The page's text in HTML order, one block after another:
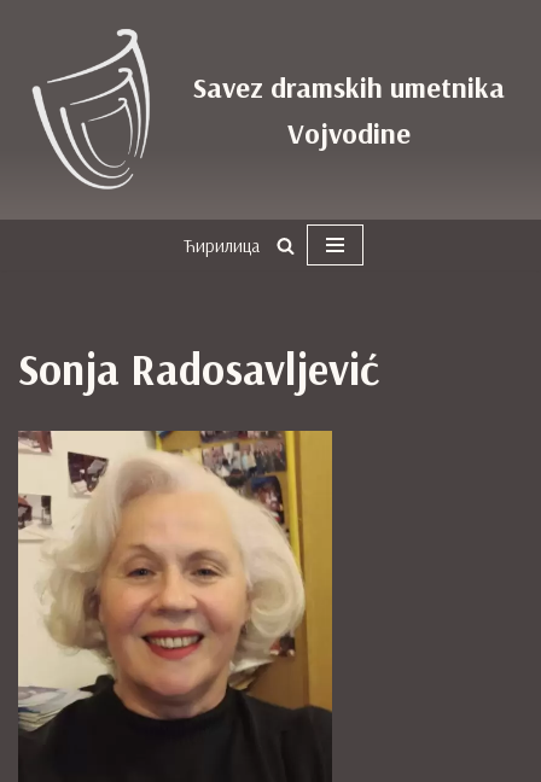
na
sadržaj
Savez dramskih umetnika
Vojvodine
Ћирилица
Sonja Radosavljević